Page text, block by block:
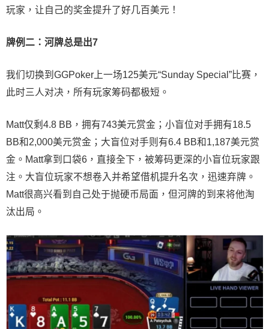
玩家，让自己的奖金提升了好几百美元！
牌例二：河牌总是出7
我们切换到GGPoker上一场125美元“Sunday Special”比赛，
此时三人对决，所有玩家筹码都极短。
Matt仅剩4.8 BB，拥有743美元赏金；小盲位对手拥有18.5
BB和2,000美元赏金；大盲位对手则有6.4 BB和1,187美元赏
金。Matt拿到口袋6，直接全下，被筹码更深的小盲位玩家跟
注。大盲位玩家不想卷入并希望借机提升名次，迅速弃牌。
Matt很高兴看到自己处于抛硬币局面，但河牌的到来将他淘
汰出局。